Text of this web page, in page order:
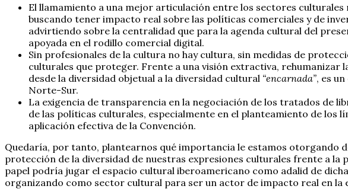
El llamamiento a una mejor articulación entre los sectores
buscando tener impacto real sobre las políticas comerciales y de
advirtiendo sobre la centralidad que para la agenda cultural del
apoyada en el rodillo comercial digital.
Sin profesionales de la cultura no hay cultura, sin medidas de
culturales que proteger. Frente a una visión extractiva, rehumanizar
desde la diversidad objetual a la diversidad cultural “encarnada”, es
Norte-Sur.
La exigencia de transparencia en la negociación de los tratados de
de las políticas culturales, especialmente en el planteamiento de los
aplicación efectiva de la Convención.
Quedaría, por tanto, plantearnos qué importancia le estamos otorgando
protección de la diversidad de nuestras expresiones culturales frente a
papel podría jugar el espacio cultural iberoamericano como adalid de
organizando como sector cultural para ser un actor de impacto real en la